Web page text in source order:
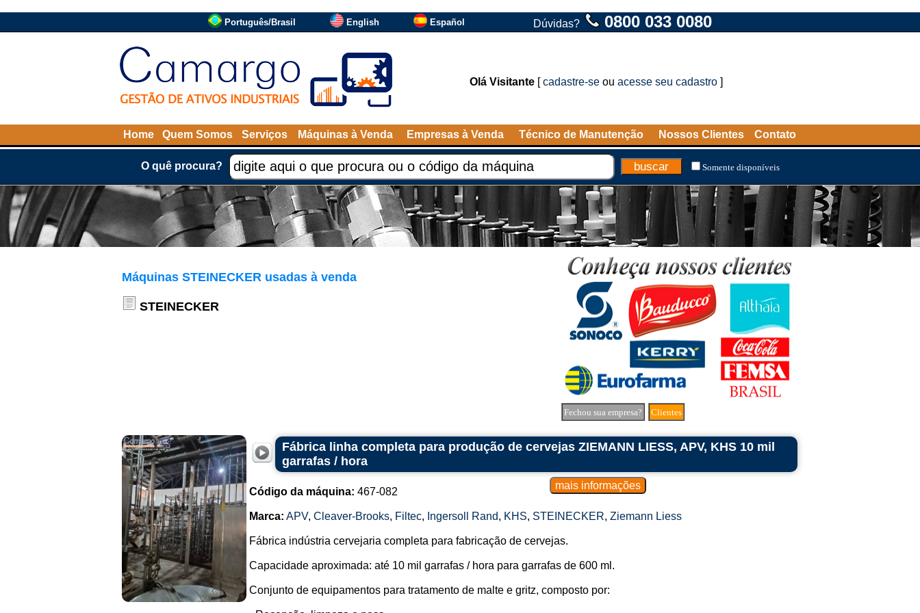
Português/Brasil English Español Dúvidas? 0800 033 0080
Olá Visitante [cadastre-se ou acesse seu cadastro ]
Home Quem Somos Serviços Máquinas à Venda Empresas à Venda Técnico de Manutenção Nossos Clientes Contato
O quê procura? Somente disponíveis
Máquinas STEINECKER usadas à venda
STEINECKER
Fechou sua empresa? Clientes
Fábrica linha completa para produção de cervejas ZIEMANN LIESS, APV, KHS 10 mil
garrafas / hora
Código da máquina: 467-082
Marca: APV, Cleaver-Brooks, Filtec, Ingersoll Rand, KHS, STEINECKER, Ziemann Liess
Fábrica indústria cervejaria completa para fabricação de cervejas.
Capacidade aproximada: até 10 mil garrafas / hora para garrafas de 600 ml.
Conjunto de equipamentos para tratamento de malte e gritz, composto por: